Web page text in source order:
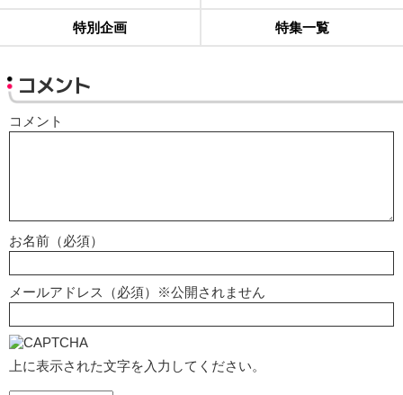
特別企画 特集一覧
コメント
コメント
お名前（必須）
メールアドレス（必須）※公開されません
上に表示された文字を入力してください。